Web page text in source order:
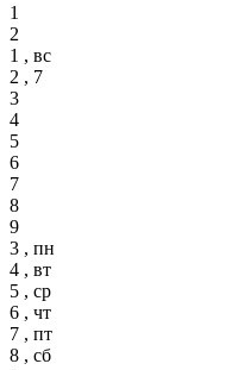
1
2
1 , вс
2 , 7
3
4
5
6
7
8
9
3 , пн
4 , вт
5 , ср
6 , чт
7 , пт
8 , сб